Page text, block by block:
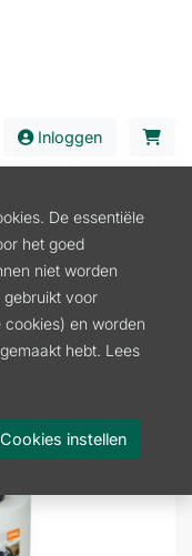
Inloggen
PROFESSIONEEL
De essentiële
het goed
niet worden
voor
en worden
hebt. Lees
instellen